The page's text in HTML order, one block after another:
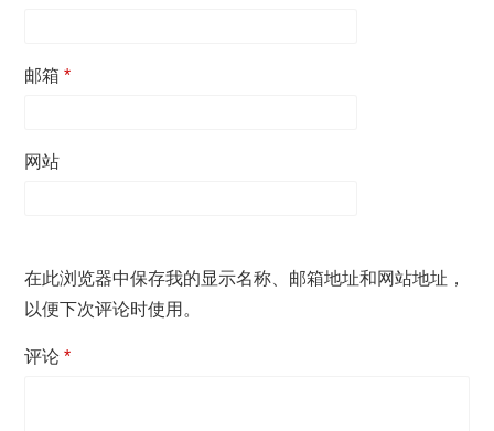
邮箱*
网站
在此浏览器中保存我的显示名称、邮箱地址和网站地址，
以便下次评论时使用。
评论*